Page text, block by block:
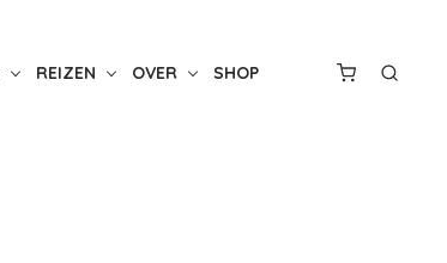
REIZEN OVER SHOP